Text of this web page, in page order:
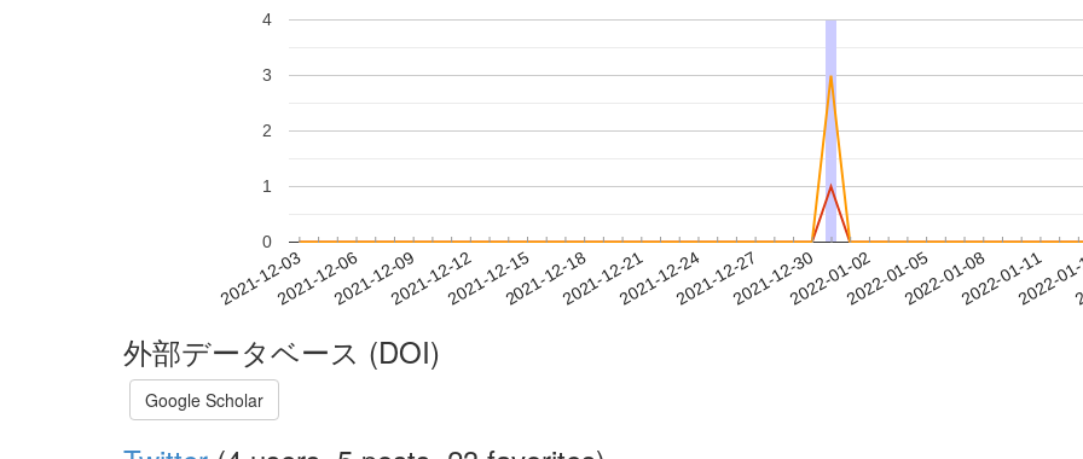
2021-12-032021-12-062021-12-092021-12-122021-12-152021-12-182021-12-212021-12-242021-12-272021-12-302022-01-022022-01-052022-01-082022-01-11
2022-
0
1
2
3
4
外部データベース (DOI)
Google Scholar